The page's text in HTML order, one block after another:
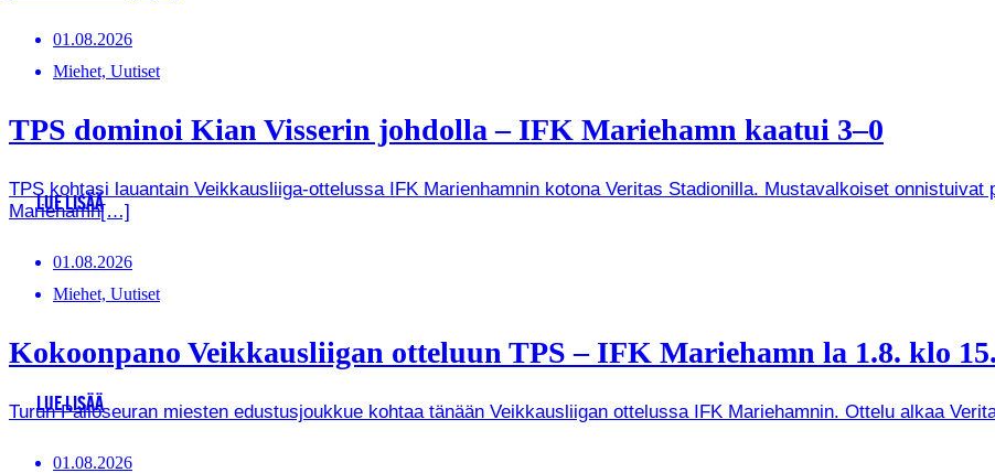
01.08.2026
Miehet, Uutiset
TPS dominoi Kian Visserin johdolla – IFK Mariehamn kaatui 3–0
TPS kohtasi lauantain Veikkausliiga-ottelussa IFK Marienhamnin kotona Veritas Stadionilla. Mustavalkoiset
Mariehamn[…]
LUE LISÄÄ
01.08.2026
Miehet, Uutiset
Kokoonpano Veikkausliigan otteluun TPS – IFK Mariehamn la 1.8. klo
Turun Palloseuran miesten edustusjoukkue kohtaa tänään Veikkausliigan ottelussa IFK Mariehamnin. Ottelu alkaa
LUE LISÄÄ
01.08.2026